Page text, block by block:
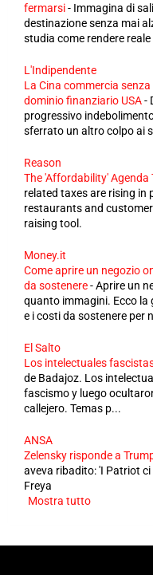
fermarsi- Immagina di
destinazione senza mai
studia come rendere
L'Indipendente
La Cina commercia
dominio finanziario USA-
progressivo
sferrato un altro colpo ai
Reason
The 'Affordability' Agenda
related taxes are rising
restaurants and
raising tool.
Money.it
Come aprire un negozio
da sostenere-Aprire un
quanto immagini. Ecco la
e i costi da sostenere per
El Salto
Los intelectuales
de Badajoz. Los
fascismo y luego
callejero. Temas p...
ANSA
Zelensky risponde a
aveva ribadito: 'I Patriot
Freya
Mostra tutto